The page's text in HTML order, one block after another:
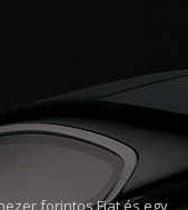
forintos Fiat és egy